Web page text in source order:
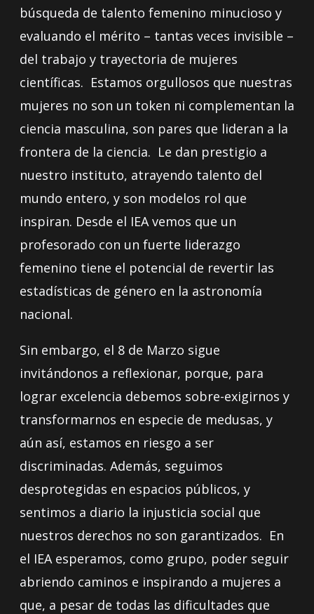
búsqueda de talento femenino minucioso y
evaluando el mérito – tantas veces invisible –
del trabajo y trayectoria de mujeres
científicas. Estamos orgullosos que nuestras
mujeres no son un token ni complementan la
ciencia masculina, son pares que lideran a la
frontera de la ciencia. Le dan prestigio a
nuestro instituto, atrayendo talento del
mundo entero, y son modelos rol que
inspiran. Desde el IEA vemos que un
profesorado con un fuerte liderazgo
femenino tiene el potencial de revertir las
estadísticas de género en la astronomía
nacional.
Sin embargo, el 8 de Marzo sigue
invitándonos a reflexionar, porque, para
lograr excelencia debemos sobre-exigirnos y
transformarnos en especie de medusas, y
aún así, estamos en riesgo a ser
discriminadas. Además, seguimos
desprotegidas en espacios públicos, y
sentimos a diario la injusticia social que
nuestros derechos no son garantizados. En
el IEA esperamos, como grupo, poder seguir
abriendo caminos e inspirando a mujeres a
que, a pesar de todas las dificultades que